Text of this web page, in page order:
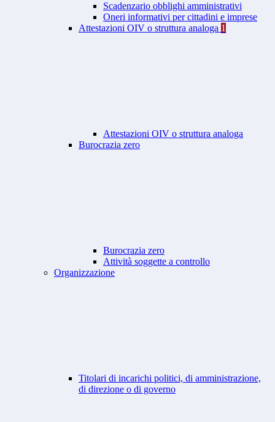
Scadenzario obblighi amministrativi
Oneri informativi per cittadini e imprese
Attestazioni OIV o struttura analoga 1
Attestazioni OIV o struttura analoga
Burocrazia zero
Burocrazia zero
Attività soggette a controllo
Organizzazione
Titolari di incarichi politici, di amministrazione,
di direzione o di governo